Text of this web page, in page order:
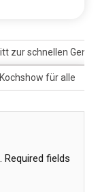
zur schnellen
für alle
Required fields